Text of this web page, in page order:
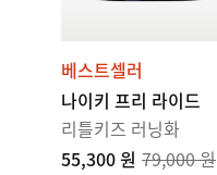
베스트셀러
나이키 프리 라이드
리틀키즈 러닝화
55,300 원 79,000 원